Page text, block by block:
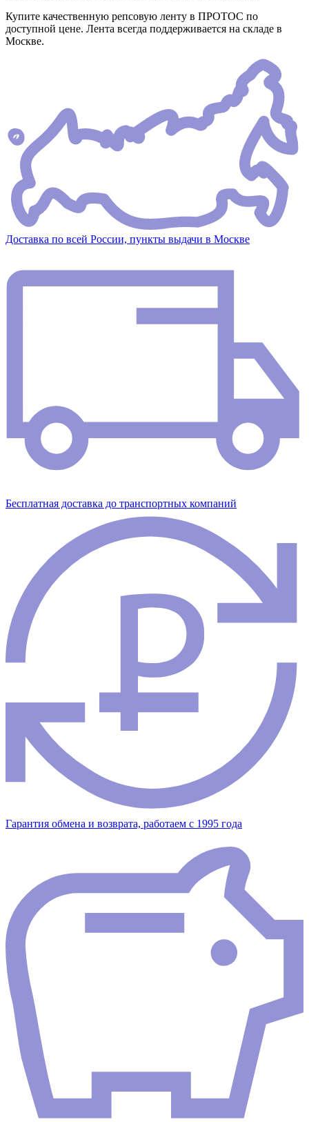
Купите качественную репсовую ленту в ПРОТОС по
доступной цене. Лента всегда поддерживается на складе в
Москве.
Доставка по всей России, пункты выдачи в Москве
Бесплатная доставка до транспортных компаний
Гарантия обмена и возврата, работаем с 1995 года